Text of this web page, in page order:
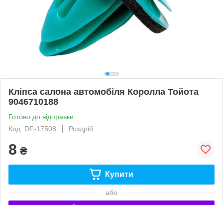
Кліпса салона автомобіля Королла Тойота
9046710188
Готово до відправки
Код: DF-17508
Роздріб
8 ₴
Купити
або